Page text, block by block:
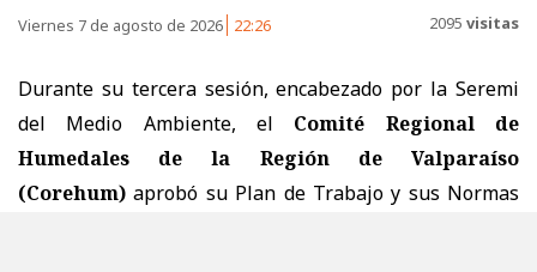
Viernes 7 de agosto de 2026 22:26 2095 visitas
Durante su tercera sesión, encabezado por la Seremi
del Medio Ambiente, el
Comité Regional de
Humedales de la Región de Valparaíso
(Corehum) aprobó su Plan de Trabajo y sus Normas